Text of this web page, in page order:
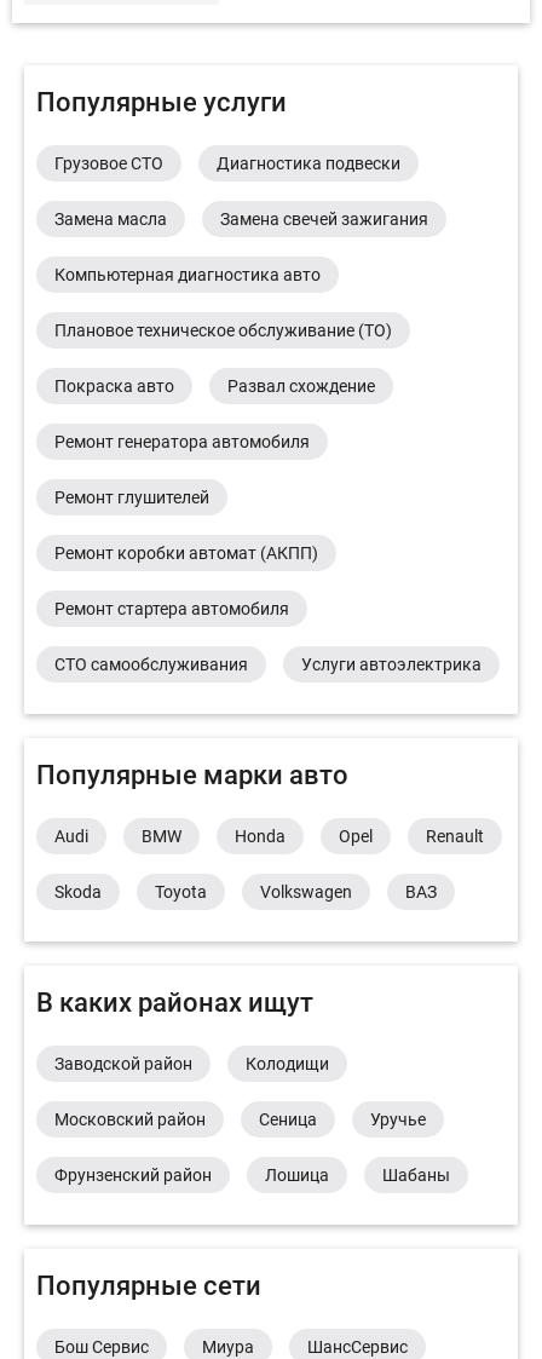
Популярные услуги
Грузовое СТО Диагностика подвески
Замена масла Замена свечей зажигания
Компьютерная диагностика авто
Плановое техническое обслуживание (ТО)
Покраска авто Развал схождение
Ремонт генератора автомобиля
Ремонт глушителей
Ремонт коробки автомат (АКПП)
Ремонт стартера автомобиля
СТО самообслуживания Услуги автоэлектрика
Популярные марки авто
Audi BMW Honda Opel Renault
Skoda Toyota Volkswagen ВАЗ
В каких районах ищут
Заводской район Колодищи
Московский район Сеница Уручье
Фрунзенский район Лошица Шабаны
Популярные сети
Бош Сервис Миура ШансСервис